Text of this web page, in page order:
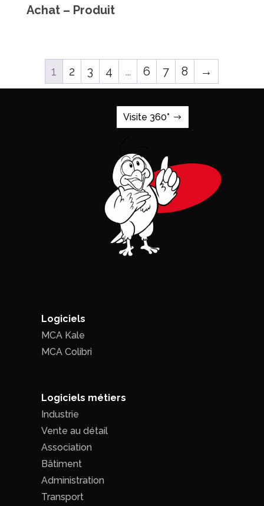
Achat – Produit
1 2 3 4 … 6 7 8 →
Visite 360°
Logiciels
MCA Kale
MCA Colibri
Logiciels métiers
Industrie
Vente au détail
Association
Bâtiment
Administration
Transport